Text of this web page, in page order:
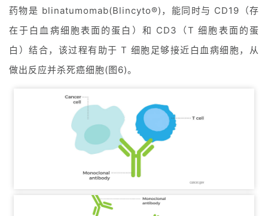
药物是 blinatumomab(Blincyto®)，能同时与 CD19（存
在于白血病细胞表面的蛋白）和 CD3（T 细胞表面的蛋
白）结合，该过程有助于 T 细胞足够接近白血病细胞，从
做出反应并杀死癌细胞(图6)。